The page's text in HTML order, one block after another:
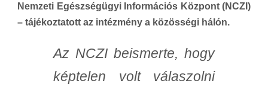
Nemzeti Egészségügyi Információs Központ (NCZI)
– tájékoztatott az intézmény a közösségi hálón.
Az NCZI beismerte, hogy
képtelen volt válaszolni